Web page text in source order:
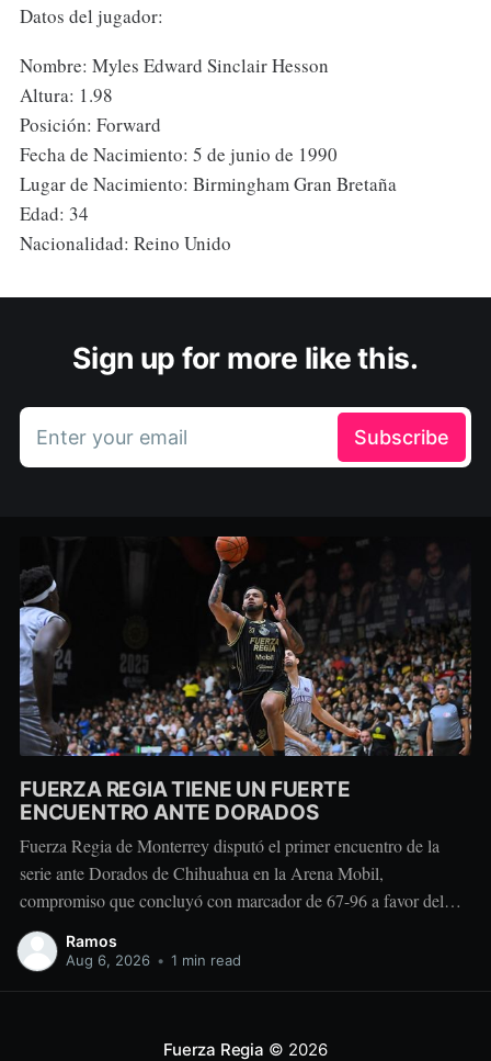
Datos del jugador:
Nombre: Myles Edward Sinclair Hesson
Altura: 1.98
Posición: Forward
Fecha de Nacimiento: 5 de junio de 1990
Lugar de Nacimiento: Birmingham Gran Bretaña
Edad: 34
Nacionalidad: Reino Unido
Sign up for more like this.
Enter your email Subscribe
FUERZA REGIA TIENE UN FUERTE
ENCUENTRO ANTE DORADOS
Fuerza Regia de Monterrey disputó el primer encuentro de la
serie ante Dorados de Chihuahua en la Arena Mobil,
compromiso que concluyó con marcador de 67-96 a favor del
conjunto visitante. Dorados tomó ventaja durante la primera
mitad con parciales de 28-15 y 26-13. Después del descanso, el
Ramos
Aug 6, 2026 • 1 min read
Fuerza Regia © 2026